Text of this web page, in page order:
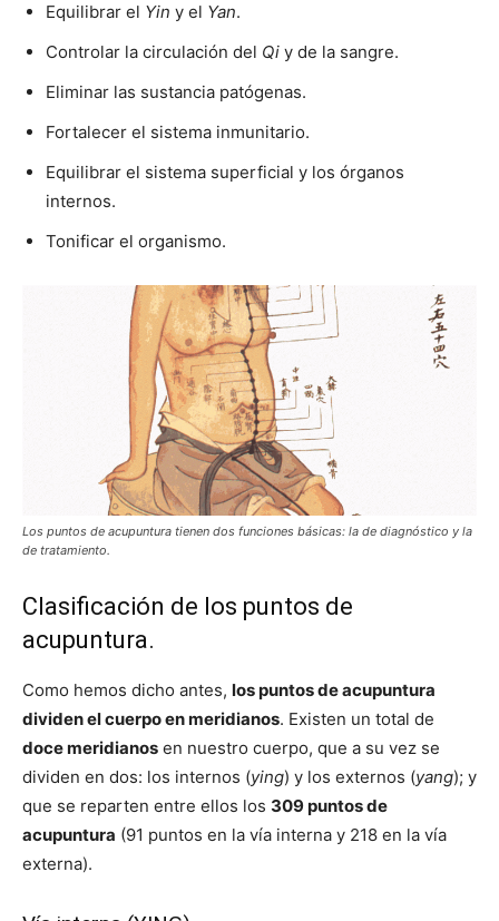
Equilibrar el Yin y el Yan.
Controlar la circulación del Qi y de la sangre.
Eliminar las sustancia patógenas.
Fortalecer el sistema inmunitario.
Equilibrar el sistema superficial y los órganos
internos.
Tonificar el organismo.
Los puntos de acupuntura tienen dos funciones básicas: la de diagnóstico y la
de tratamiento.
Clasificación de los puntos de
acupuntura.
Como hemos dicho antes, los puntos de acupuntura
dividen el cuerpo en meridianos. Existen un total de
doce meridianos en nuestro cuerpo, que a su vez se
dividen en dos: los internos (ying) y los externos (yang); y
que se reparten entre ellos los 309 puntos de
acupuntura (91 puntos en la vía interna y 218 en la vía
externa).